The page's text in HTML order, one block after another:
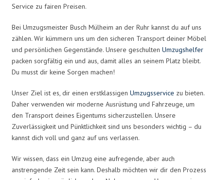
Service zu fairen Preisen.
Bei Umzugsmeister Busch Mülheim an der Ruhr kannst du auf uns
zählen. Wir kümmern uns um den sicheren Transport deiner Möbel
und persönlichen Gegenstände. Unsere geschulten Umzugshelfer
packen sorgfältig ein und aus, damit alles an seinem Platz bleibt.
Du musst dir keine Sorgen machen!
Unser Ziel ist es, dir einen erstklassigen Umzugsservice zu bieten.
Daher verwenden wir moderne Ausrüstung und Fahrzeuge, um
den Transport deines Eigentums sicherzustellen. Unsere
Zuverlässigkeit und Pünktlichkeit sind uns besonders wichtig – du
kannst dich voll und ganz auf uns verlassen.
Wir wissen, dass ein Umzug eine aufregende, aber auch
anstrengende Zeit sein kann. Deshalb möchten wir dir den Prozess